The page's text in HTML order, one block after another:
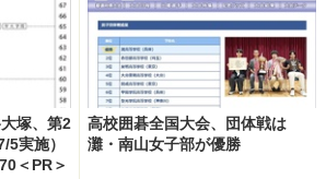
塚、第2
5実施）
＜PR＞
高校囲碁全国大会、団体戦は
灘・南山女子部が優勝